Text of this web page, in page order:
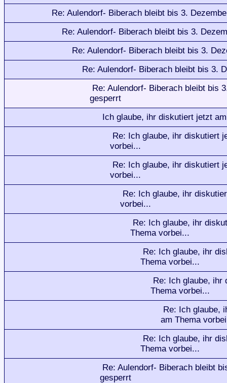
Re: Aulendorf- Biberach bleibt bis 3.
Re: Aulendorf- Biberach bleibt bis 3.
Re: Aulendorf- Biberach bleibt bis 3.
Re: Aulendorf- Biberach bleibt bis 3.
Re: Aulendorf- Biberach bleibt bis
gesperrt
Ich glaube, ihr diskutiert jetzt
Re: Ich glaube, ihr diskutiert
vorbei...
Re: Ich glaube, ihr diskutiert
vorbei...
Re: Ich glaube, ihr
vorbei...
Re: Ich glaube, ihr
Thema vorbei...
Re: Ich glaube, ihr
Thema vorbei...
Re: Ich glaube, ihr
Thema vorbei...
Re: Ich glaube,
am Thema
Re: Ich glaube, ihr
Thema vorbei...
Re: Aulendorf- Biberach bleibt
gesperrt